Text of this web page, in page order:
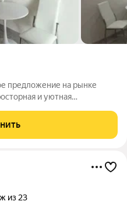
предложение на рынке
улица Владимира Заровного,
из 23